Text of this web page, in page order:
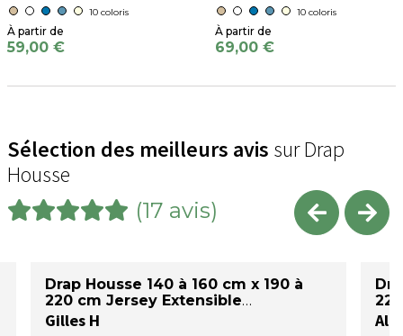
10 coloris
59,00 €
10 coloris
69,00 €
Sélection des meilleurs avis sur Drap
Housse
(17 avis)
Drap Housse 140 à 160 cm x 190 à
220 cm Jersey Extensible
Gilles H